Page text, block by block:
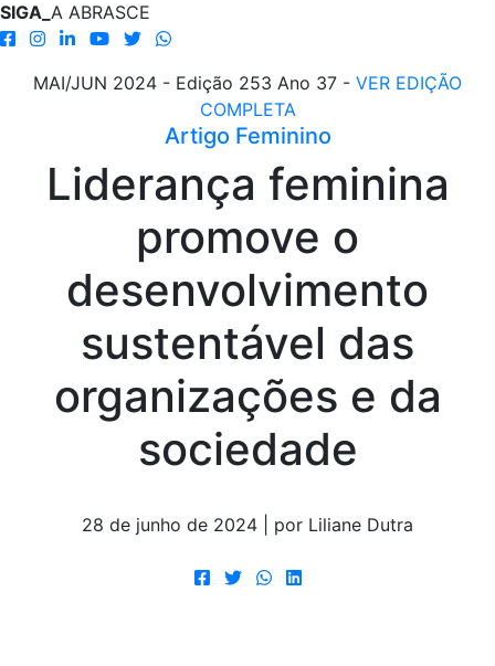
SIGA_ A ABRASCE
MAI/JUN 2024 - Edição 253 Ano 37 - VER EDIÇÃO
COMPLETA
Artigo Feminino
Liderança feminina
promove o
desenvolvimento
sustentável das
organizações e da
sociedade
28 de junho de 2024 | por Liliane Dutra